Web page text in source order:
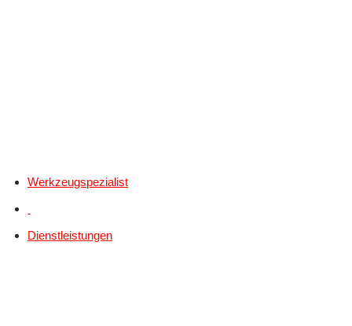
Werkzeugspezialist
Dienstleistungen